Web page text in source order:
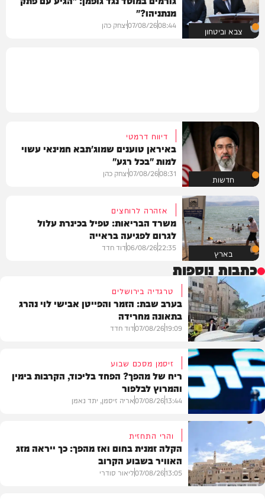
צבא וביטחון
מנתניהו?"
08:44
07/08/26יצחק כהן
חדשות
דיווח דרמטי
באיראן טוענים שמוג'תבא חמינאי עשוי
למות "בכל רגע"
08:31
07/08/26יצחק כהן
בארץ
אזהרה לרוחצים
משרד הבריאות: טפיל בכינרת עלול
לגרום לפגיעה בראייה
22:35
06/08/26דוד חדד
כתבות נוספות
בארץ
טרגדיה בירושלים
בערב שבת: הזמר והפייטן אבישי לוי נהרג
בתאונה מחרידה
19:09
07/08/26דוד חדד
פוליטי
זיסמן מסכם שבוע
ריח של מהפך? הפחד בליכוד, הקרבות בימין
והמרוץ לבלפור
13:44
07/08/26אריה זיסמן, יתד נאמן
והרי התחזית
הקלה זמנית בחום ואז מהפך: כך ייראה מזג
האוויר בשבוע הקרוב
13:05
07/08/26ליאור סודרי